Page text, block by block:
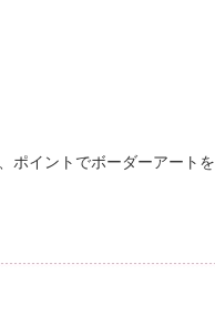
ポイントでボーダーアートを